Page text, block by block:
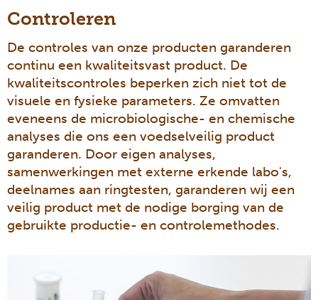
Controleren
De controles van onze producten garanderen
continu een kwaliteitsvast product. De
kwaliteitscontroles beperken zich niet tot de
visuele en fysieke parameters. Ze omvatten
eveneens de microbiologische- en chemische
analyses die ons een voedselveilig product
garanderen. Door eigen analyses,
samenwerkingen met externe erkende labo's,
deelnames aan ringtesten, garanderen wij een
veilig product met de nodige borging van de
gebruikte productie- en controlemethodes.